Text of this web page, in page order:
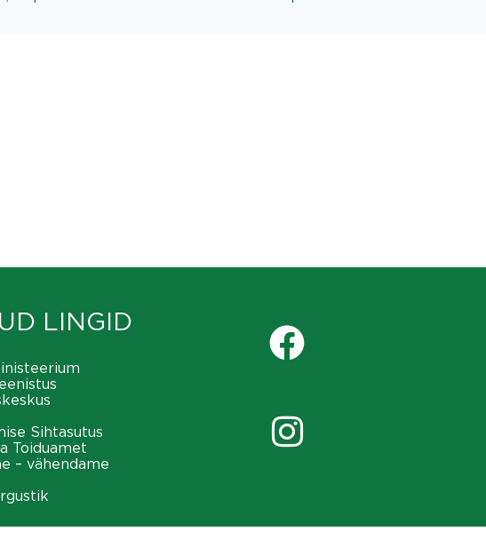
LINGID
Sihtasutus
Toiduamet
– vähendame